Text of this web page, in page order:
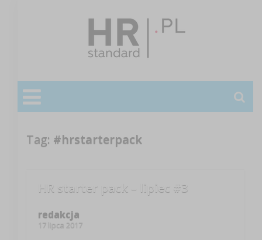
Tag: #hrstarterpack
HR starter pack – lipiec #3
redakcja
17 lipca 2017